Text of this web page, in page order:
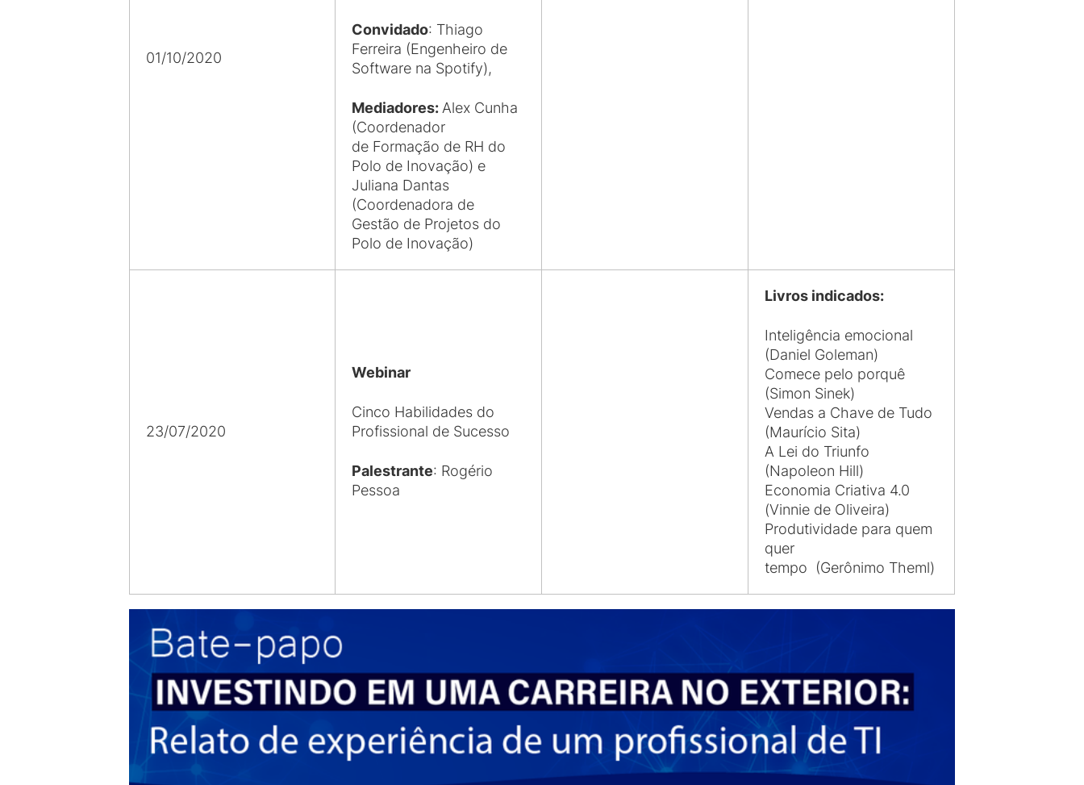
01/10/2020
Convidado: Thiago
Ferreira (Engenheiro de
Software na Spotify),
Mediadores:Alex Cunha
(Coordenador
de Formação de RH do
Polo de Inovação) e
Juliana Dantas
(Coordenadora de
Gestão de Projetos do
Polo de Inovação)
23/07/2020
Webinar
Cinco Habilidades do
Profissional de Sucesso
Palestrante: Rogério
Pessoa
Livros indicados:
Inteligência emocional
(Daniel Goleman)
Comece pelo porquê
(Simon Sinek)
Vendas a Chave de Tudo
(Maurício Sita)
A Lei do Triunfo
(Napoleon Hill)
Economia Criativa 4.0
(Vinnie de Oliveira)
Produtividade para quem
quer
tempo (Gerônimo Theml)